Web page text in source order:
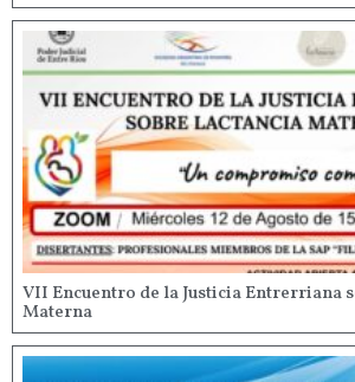
VII Encuentro de la Justicia Entrerriana
Materna